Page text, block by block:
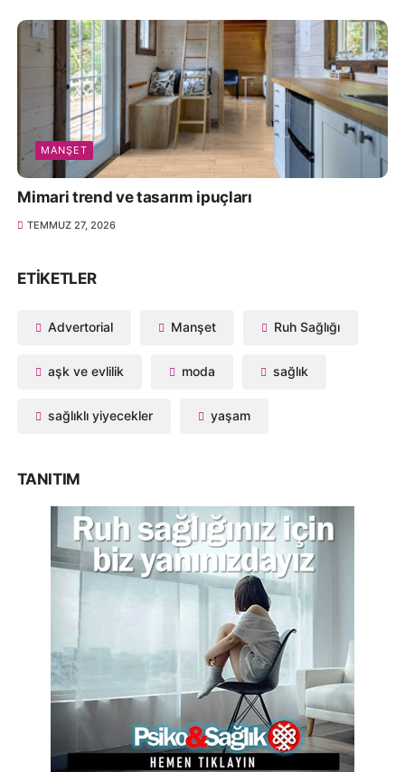
MANŞET
Mimari trend ve tasarım ipuçları
TEMMUZ 27, 2026
ETIKETLER
Advertorial Manşet Ruh Sağlığı
aşk ve evlilik moda sağlık
sağlıklı yiyecekler yaşam
TANITIM